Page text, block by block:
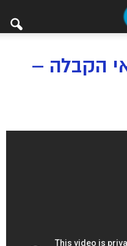
הקבלה –